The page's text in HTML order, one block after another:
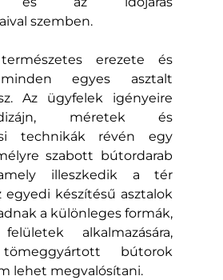
szemben.
erezete és
egyes asztalt
Az ügyfelek igényeire
méretek és
technikák révén egy
szabott bútordarab
illeszkedik a tér
egyedi készítésű asztalok
a különleges formák,
alkalmazására,
bútorok
lehet megvalósítani.